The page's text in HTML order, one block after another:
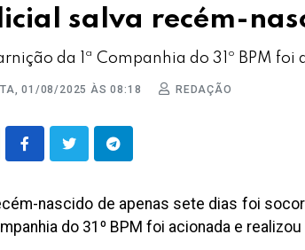
salva recém-
da 1ª Companhia do 31º BPM
01/08/2025 ÀS 08:18 REDAÇÃO
nascido de apenas sete dias foi
do 31º BPM foi acionada e